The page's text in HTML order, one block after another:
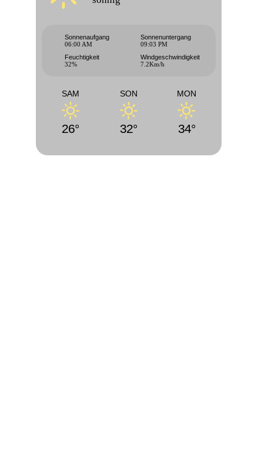
Sonnenaufgang
06:00 AM
Sonnenuntergang
09:03 PM
Feuchtigkeit
32%
Windgeschwindigkeit
7.2Km/h
SAM
26°
SON
32°
MON
34°